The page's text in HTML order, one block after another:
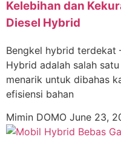
Kelebihan dan
Diesel Hybrid
Bengkel hybrid terdekat
Hybrid adalah salah
menarik untuk dibahas
efisiensi bahan
Mimin DOMO June 23,